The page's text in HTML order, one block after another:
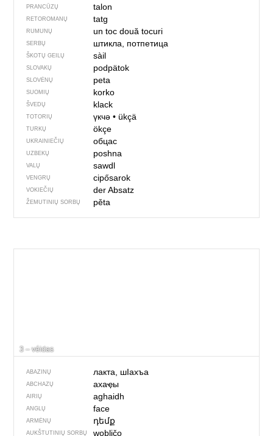
PRANCŪZŲ talon
RETOROMANŲ tatg
RUMUNŲ un tocdouă tocuri
SERBŲ штикла, потпетица
ŠKOTŲ GEILŲ sàil
SLOVAKŲ podpätok
SLOVĖNŲ peta
SUOMIŲ korko
ŠVEDŲ klack
TOTORIŲ үкчә• ükçä
TURKŲ ökçe
UKRAINIEČIŲ обцас
UZBEKŲ pоshnа
VALŲ sawdl
VENGRŲ cipősarok
VOKIEČIŲ der Absatz
ŽEMUTINIŲ SORBŲ pěta
3 – véidas
ABAZINŲ лакта, шIахъа
ABCHAZŲ ахаҿы
AIRIŲ aghaidh
ANGLŲ face
ARMĖNŲ դեմք
AUKŠTUTINIŲ SORBŲ wobličo